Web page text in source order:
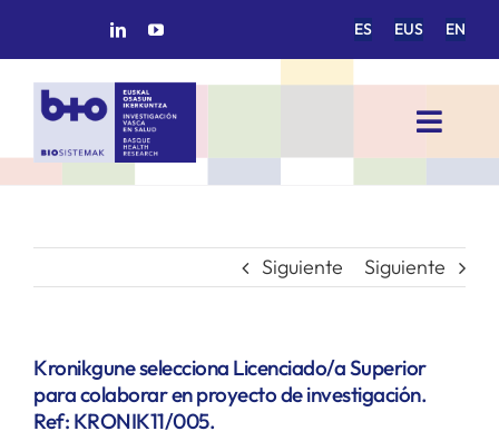
ES EUS EN
Toggle
INICIO
GRUPOS DE INVESTIGACIÓN
Siguiente Siguiente
Kronikgune selecciona Licenciado/a Superior
para colaborar en proyecto de investigación.
Ref: KRONIK11/005.